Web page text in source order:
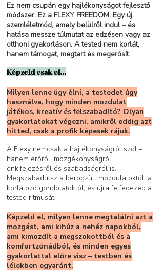
Ez nem csupán egy hajlékonyságot fejlesztő
módszer. Ez a FLEXY FREEDOM. Egy új
szemléletmód, amely belülről indul – és
hatása messze túlmutat az edzésen vagy az
otthoni gyakorláson. A tested nem korlát,
hanem támogat, megtart és megerősít.
Képzeld csak el...
Milyen lenne úgy élni, a testedet úgy
használva, hogy minden mozdulat
játékos, kreatív és felszabadító? Olyan
gyakorlatokat végezni, amikről eddig azt
hitted, csak a profik képesek rájuk.
A Flexy nemcsak a hajlékonyságról szól –
hanem erőről, mozgékonyságról,
önkifejezésről és szabadságról is.
Megszabadulsz a berögzült mozdulatoktól, a
korlátozó gondolatoktól, és újra felfedezed a
tested ritmusát.
Képzeld el, milyen lenne megtalálni azt a
mozgást, ami kihúz a nehéz napokból,
ami kimozdít a megszokottból és a
komfortzónádból, és minden egyes
gyakorlattal előre visz – testben és
lélekben egyaránt.